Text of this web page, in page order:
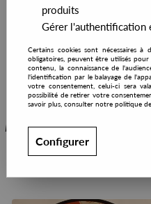
PRESALES EXCLUSIVES
produits
Gérer l'authentification
Certains cookies sont nécessaires
obligatoires, peuvent être utilisés
contenu, la connaissance de
l'identification par le balayage de
votre consentement, celui-ci sera
possibilité de retirer votre
savoir plus, consulter notre politique
Configurer